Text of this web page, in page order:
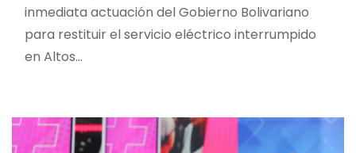
inmediata actuación del Gobierno Bolivariano
para restituir el servicio eléctrico interrumpido
en Altos…